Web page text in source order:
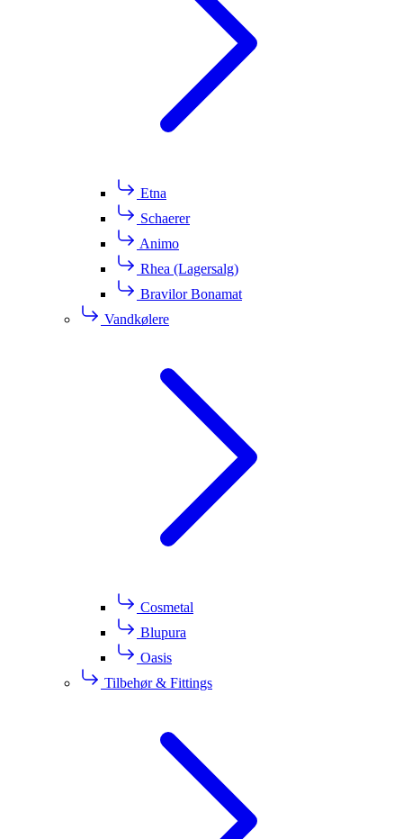
Etna
Schaerer
Animo
Rhea (Lagersalg)
Bravilor Bonamat
Vandkølere
Cosmetal
Blupura
Oasis
Tilbehør & Fittings